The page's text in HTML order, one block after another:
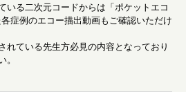
いる二次元コードからは「ポケットエコ
症例のエコー描出動画もご確認いただけ
れている先生方必見の内容となっており
。